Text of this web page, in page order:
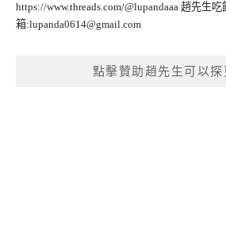
https://www.threads.com/@lupandaaa 趙先生吃
箱:lupanda0614@gmail.com
點擊贊助趙先生可以探